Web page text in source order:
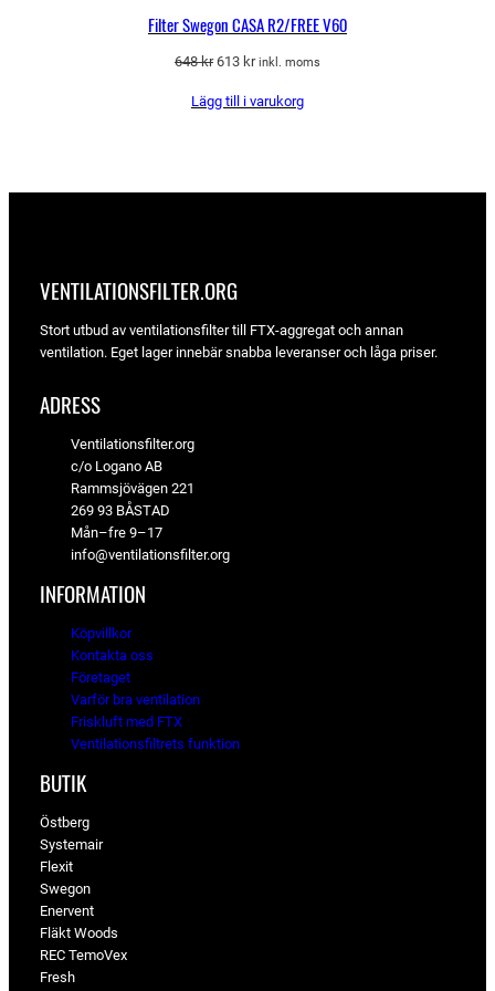
Filter Swegon CASA R2/FREE V60
648kr Det
priset
613 krDet
priset
inkl. moms
Lägg till i varukorg
VENTILATIONSFILTER­.ORG
Stort utbud av ventilationsfilter till FTX-aggregat och annan
ventilation. Eget lager innebär snabba leveranser och låga priser.
ADRESS
Ventilationsfilter.org
c/o Logano AB
Rammsjövägen 221
269 93 BÅSTAD
Mån–fre 9–17
info@ventilationsfilter.org
INFORMATION
Köpvillkor
Kontakta oss
Företaget
Varför bra ventilation
Friskluft med FTX
Ventilationsfiltrets funktion
BUTIK
Östberg
Systemair
Flexit
Swegon
Enervent
Fläkt Woods
REC TemoVex
Fresh